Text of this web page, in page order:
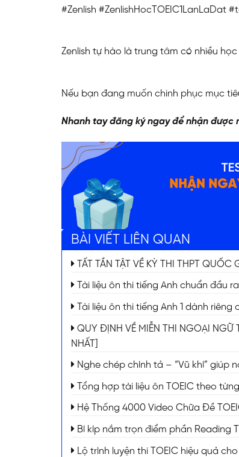
#Zenlish #ZenlishHocTOEIC1LanLaDat
Zenlish tự hào là trung tâm có nhiều
Nếu bạn đang muốn chinh phục mục
Nhanh tay đăng ký ngay để nhận được
BÀI VIẾT LIÊN QUAN
TẤT TẦN TẬT VỀ KỲ THI THPT
Tài liệu ôn thi tiếng Anh chuẩn đầu
Tài liệu ôn thi tiếng Anh 1 dành
QUY ĐỊNH VỀ MIỄN THI NGOẠI NGỮ
NHẤT]
Nghe chép chính tả – “Vũ khí” giúp
Tổng hợp tài liệu ôn TOEIC theo
Hệ Thống 4000 Video Chữa Đề
Bí kíp nắm trọn điểm phần Reading
Lộ trình luyện thi TOEIC hiệu quả